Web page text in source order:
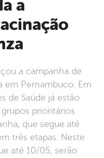
em Pernambuco. Em
de Saúde já estão
prioritários
que segue até
três etapas. Neste
até 10/05, serão